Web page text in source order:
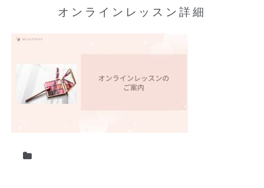
オンラインレッスン詳細